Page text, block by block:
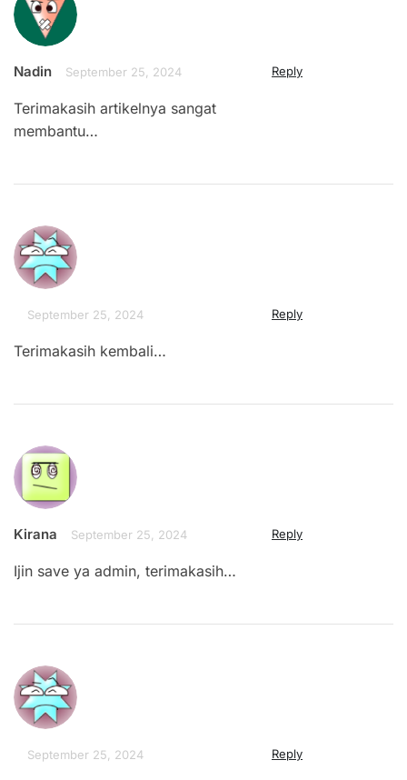
Nadin September 25, 2024 Reply
Terimakasih artikelnya sangat
membantu…
September 25, 2024 Reply
Terimakasih kembali…
Kirana September 25, 2024 Reply
Ijin save ya admin, terimakasih…
September 25, 2024 Reply